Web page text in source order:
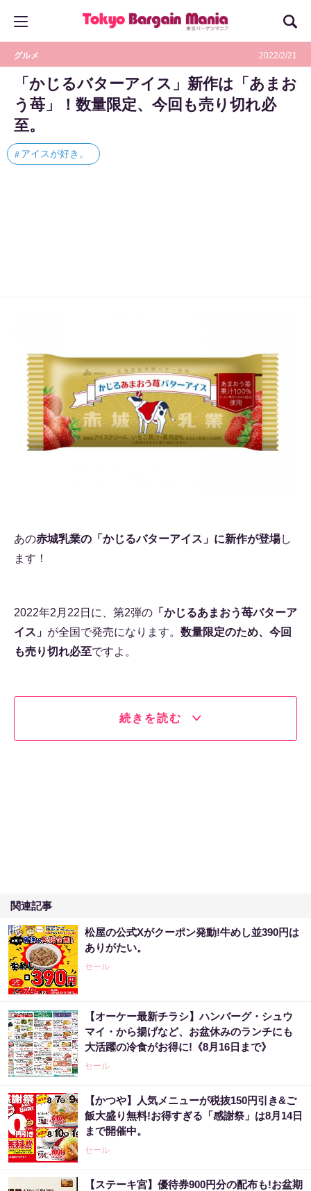
グルメ 2022/2/21
「かじるバターアイス」新作は「あまお
う苺」！数量限定、今回も売り切れ必
至。
アイスが好き。
あの赤城乳業の「かじるバターアイス」に新作が登場し
ます！
2022年2月22日に、第2弾の 「かじるあまおう苺バターア
イス」 が全国で発売になります。 数量限定のため、今回
も売り切れ必至ですよ。
続きを読む
関連記事
松屋の公式Xがクーポン発動!牛めし並390円は
ありがたい。
セール
【オーケー最新チラシ】ハンバーグ・シュウ
マイ・から揚げなど、お盆休みのランチにも
大活躍の冷食がお得に!《8月16日まで》
セール
【かつや】人気メニューが税抜150円引き&ご
飯大盛り無料!お得すぎる「感謝祭」は8月14日
まで開催中。
セール
【ステーキ宮】優待券900円分の配布も!お盆期